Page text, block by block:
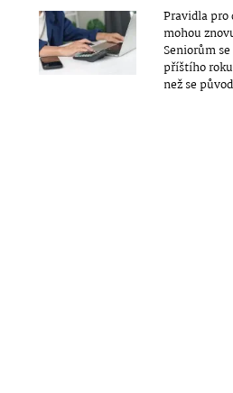
Pravidla pro
mohou
Seniorům
příštího
než se